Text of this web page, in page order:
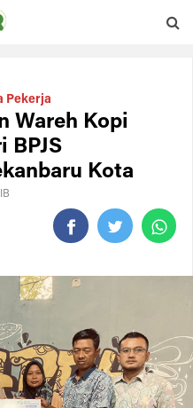
Pekerja
Wareh Kopi
BPJS
Kota